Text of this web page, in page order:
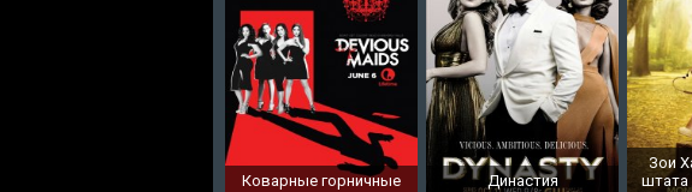
Коварные горничные Династия
Зои
штата